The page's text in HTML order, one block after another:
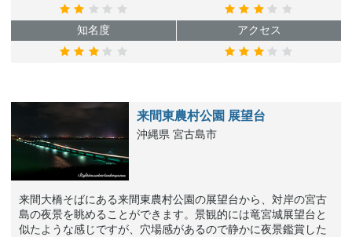
知名度 アクセス
来間東農村公園 展望台
沖縄県 宮古島市
来間大橋そばにある来間東農村公園の展望台から、対岸の宮古
島の夜景を眺めることができます。景観的には竜宮城展望台と
似たような感じですが、穴場感があるので静かに夜景鑑賞した